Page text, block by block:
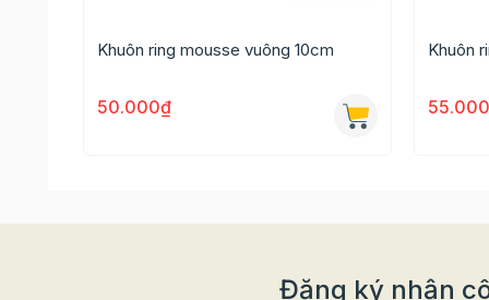
Khuôn ring mousse vuông 10cm
50.000₫
Khuôn
Đăng ký nhận